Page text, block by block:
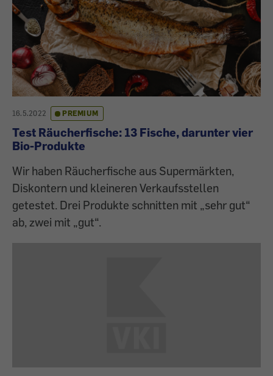
16.5.2022 PREMIUM
Test Räucherfische: 13 Fische, darunter vier
Bio-Produkte
Wir haben Räucherfische aus Supermärkten,
Diskontern und kleineren Verkaufsstellen
getestet. Drei Produkte schnitten mit „sehr gut“
ab, zwei mit „gut“.